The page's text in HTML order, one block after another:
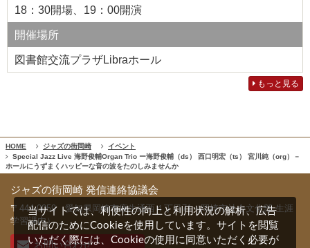
18：30開場、19：00開演
開催場所
図書館交流プラザLibraホール
もっと見る
HOME ジャズの街岡崎
イベント
Special Jazz Live 海野俊輔Organ Trio ー海野俊輔（ds） 西口明宏（ts） 宮川純（org）－
ホールにうずまくハッピーな音の波をたのしみませんか
ジャズの街岡崎 発信連絡協議会
〒444-0059 愛知県岡崎市康生通西４丁目71（岡崎市社会文化部 生涯
学習課内）
お問い合わせ
当サイトでは、利便性の向上と利用状況の解析、広告
配信のためにCookieを使用しています。サイトを閲覧
いただく際には、Cookieの使用に同意いただく必要が